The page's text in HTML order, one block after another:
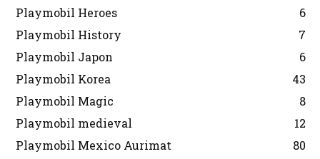
Playmobil Heroes
6
Playmobil History
7
Playmobil Japon
6
Playmobil Korea
43
Playmobil Magic
8
Playmobil medieval
12
Playmobil Mexico Aurimat
80